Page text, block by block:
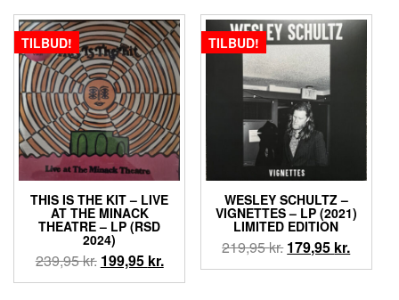
var:
319,95 kr..
er:
299,95
TILBUD!
THIS IS THE KIT – LIVE
AT THE MINACK
THEATRE – LP (RSD
2024)
239,95kr. Den
oprindelige
199,95 kr.Den
aktuelle
TILBUD!
WESLEY SCHULTZ –
VIGNETTES – LP (2021)
LIMITED EDITION
219,95kr. Den
oprindelige
179,95 kr.Den
aktuelle